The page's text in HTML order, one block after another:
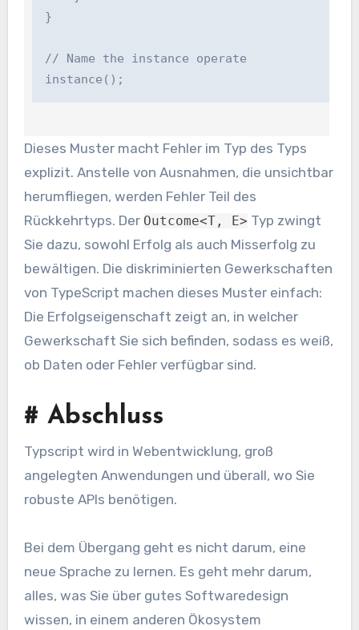
}
// Name the instance operate
instance();
Dieses Muster macht Fehler im Typ des Typs
explizit. Anstelle von Ausnahmen, die unsichtbar
herumfliegen, werden Fehler Teil des
Rückkehrtyps. Der Outcome<T, E> Typ zwingt
Sie dazu, sowohl Erfolg als auch Misserfolg zu
bewältigen. Die diskriminierten Gewerkschaften
von TypeScript machen dieses Muster einfach:
Die Erfolgseigenschaft zeigt an, in welcher
Gewerkschaft Sie sich befinden, sodass es weiß,
ob Daten oder Fehler verfügbar sind.
# Abschluss
Typscript wird in Webentwicklung, groß
angelegten Anwendungen und überall, wo Sie
robuste APIs benötigen.
Bei dem Übergang geht es nicht darum, eine
neue Sprache zu lernen. Es geht mehr darum,
alles, was Sie über gutes Softwaredesign
wissen, in einem anderen Ökosystem